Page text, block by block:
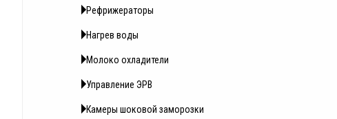
Рефрижераторы
Нагрев воды
Молоко охладители
Управление ЭРВ
Камеры шоковой заморозки